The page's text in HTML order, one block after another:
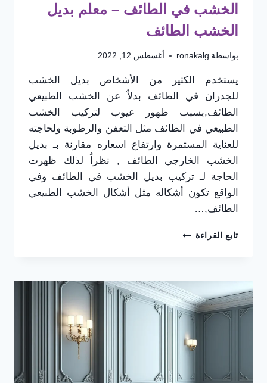
الخشب في الطائف – معلم بديل
الخشب الطائف
بواسطة ronakalg أغسطس 12, 2022
يستخدم الكثير من الأشخاص بديل الخشب
للجدران في الطائف بدلاٌ عن الخشب الطبيعي
الطائف,بسبب ظهور عيوب لتركيب الخشب
الطبيعي في الطائف مثل التعفن والرطوبة ولحاجته
للعناية المستمرة وارتفاع اسعاره مقارنة بـ بديل
الخشب الخارجي الطائف , نظراٌ لذلك ظهرت
الحاجة لـ تركيب بديل الخشب في الطائف وفي
الواقع تكون أشكاله مثل أشكال الخشب الطبيعي
الطائف,…
تابع القراءة تركيب
الطائف
0565725648
–
محلات
بيع
بديل